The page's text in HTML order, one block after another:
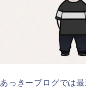
あっきーブログでは